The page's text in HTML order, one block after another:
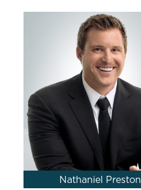
Nathaniel Preston